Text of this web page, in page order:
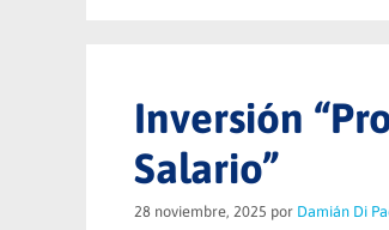
Inversión
Salario”
28 noviembre, 2025 por Damián Di